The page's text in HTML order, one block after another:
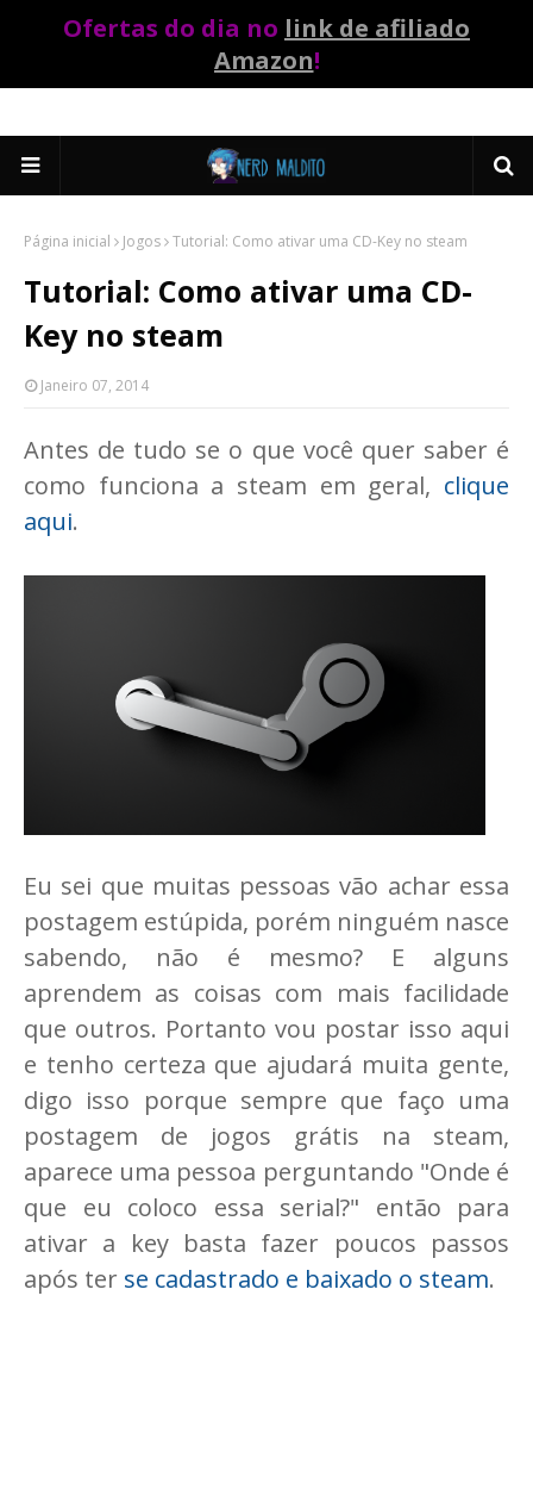
Ofertas do dia no link de afiliado
Amazon!
Página inicial Jogos Tutorial: Como ativar uma CD-Key no steam
Tutorial: Como ativar uma CD-
Key no steam
Janeiro 07, 2014
Antes de tudo se o que você quer saber é
como funciona a steam em geral, clique
aqui.
Eu sei que muitas pessoas vão achar essa
postagem estúpida, porém ninguém nasce
sabendo, não é mesmo? E alguns
aprendem as coisas com mais facilidade
que outros. Portanto vou postar isso aqui
e tenho certeza que ajudará muita gente,
digo isso porque sempre que faço uma
postagem de jogos grátis na steam,
aparece uma pessoa perguntando "Onde é
que eu coloco essa serial?" então para
ativar a key basta fazer poucos passos
após ter se cadastrado e baixado o steam.